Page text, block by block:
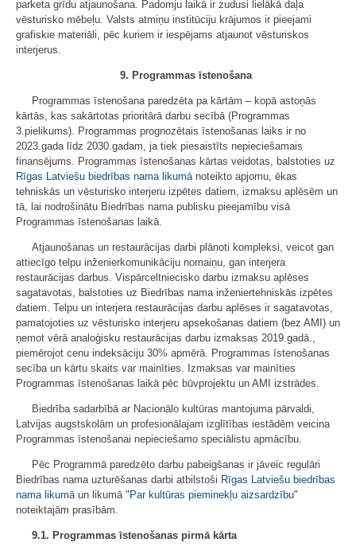
parketa grīdu atjaunošana. Padomju laikā ir zudusi lielākā daļa
vēsturisko mēbeļu. Valsts atmiņu institūciju krājumos ir pieejami
grafiskie materiāli, pēc kuriem ir iespējams atjaunot vēsturiskos
interjerus.
9. Programmas īstenošana
Programmas īstenošana paredzēta pa kārtām – kopā astoņās
kārtās, kas sakārtotas prioritārā darbu secībā (Programmas
3.pielikums). Programmas prognozētais īstenošanas laiks ir no
2023.gada līdz 2030.gadam, ja tiek piesaistīts nepieciešamais
finansējums. Programmas īstenošanas kārtas veidotas, balstoties uz
Rīgas Latviešu biedrības nama likumānoteikto apjomu, ēkas
tehniskās un vēsturisko interjeru izpētes datiem, izmaksu aplēsēm un
tā, lai nodrošinātu Biedrības nama publisku pieejamību visā
Programmas īstenošanas laikā.
Atjaunošanas un restaurācijas darbi plānoti kompleksi, veicot gan
attiecīgo telpu inženierkomunikāciju nomaiņu, gan interjera
restaurācijas darbus. Vispārceltniecisko darbu izmaksu aplēses
sagatavotas, balstoties uz Biedrības nama inženiertehniskās izpētes
datiem. Telpu un interjera restaurācijas darbu aplēses ir sagatavotas,
pamatojoties uz vēsturisko interjeru apsekošanas datiem (bez AMI) un
ņemot vērā analoģisku restaurācijas darbu izmaksas 2019.gadā.,
piemērojot cenu indeksāciju 30% apmērā. Programmas īstenošanas
secība un kārtu skaits var mainīties. Izmaksas var mainīties
Programmas īstenošanas laikā pēc būvprojektu un AMI izstrādes.
Biedrība sadarbībā ar Nacionālo kultūras mantojuma pārvaldi,
Latvijas augstskolām un profesionālajam izglītības iestādēm veicina
Programmas īstenošanai nepieciešamo speciālistu apmācību.
Pēc Programmā paredzēto darbu pabeigšanas ir jāveic regulāri
Biedrības nama uzturēšanas darbi atbilstoši Rīgas Latviešu biedrības
nama likumāun likumā " Par kultūras pieminekļu aizsardzību"
noteiktajām prasībām.
9.1. Programmas īstenošanas pirmā kārta